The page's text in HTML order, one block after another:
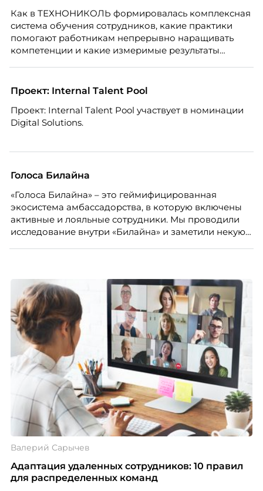
Как в ТЕХНОНИКОЛЬ формировалась комплексная
система обучения сотрудников, какие практики
помогают работникам непрерывно наращивать
компетенции и какие измеримые результаты
закупкам направления «Минеральная изоляция»
компании ТЕХНОНИКОЛЬ.
Проект: Internal Talent Pool
Проект: Internal Talent Pool участвует в номинации
Digital Solutions.
Голоса Билайна
«Голоса Билайна» – это геймифицированная
экосистема амбассадорства, в которую включены
активные и лояльные сотрудники. Мы проводили
исследование внутри «Билайна» и заметили некую
Валерий Сарычев
Адаптация удаленных сотрудников: 10 правил
для распределенных команд